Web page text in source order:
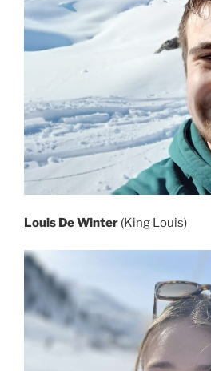
Louis De Winter (King Louis)